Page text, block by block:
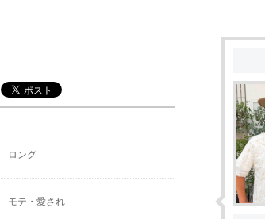
ロング
モテ・愛され